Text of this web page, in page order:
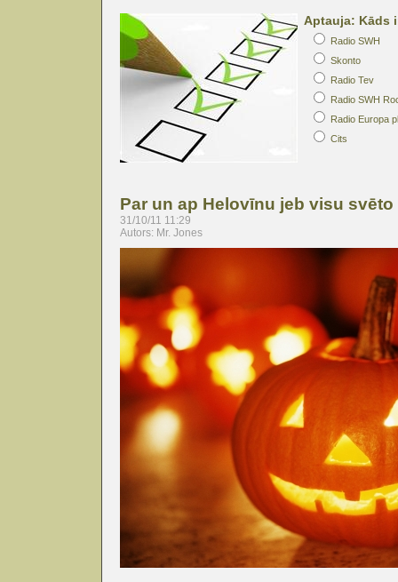
Aptauja: Kāds
Radio SWH
Skonto
Radio Tev
Radio SWH
Radio Europa
Cits
Par un ap Helovīnu jeb visu
31/10/11 11:29
Autors: Mr. Jones